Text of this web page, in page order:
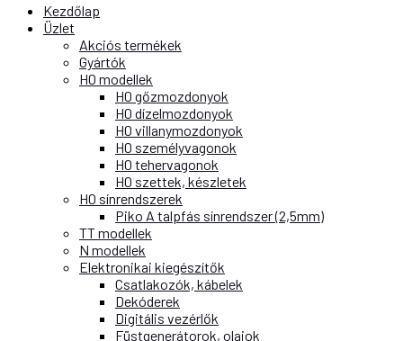
Kezdőlap
Üzlet
Akciós termékek
Gyártók
H0 modellek
H0 gőzmozdonyok
H0 dízelmozdonyok
H0 villanymozdonyok
H0 személyvagonok
H0 tehervagonok
H0 szettek, készletek
H0 sínrendszerek
Piko A talpfás sínrendszer (2,5mm)
TT modellek
N modellek
Elektronikai kiegészítők
Csatlakozók, kábelek
Dekóderek
Digitális vezérlők
Füstgenerátorok, olajok